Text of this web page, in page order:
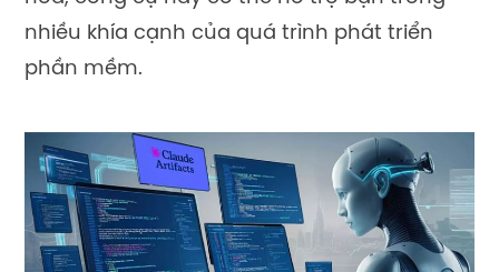
nhiều khía cạnh của quá trình phát triển
phần mềm.